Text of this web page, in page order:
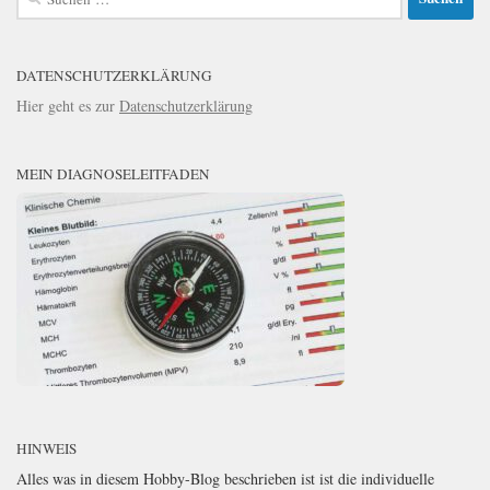
nach:
DATENSCHUTZERKLÄRUNG
Hier geht es zur Datenschutzerklärung
MEIN DIAGNOSELEITFADEN
HINWEIS
Alles was in diesem Hobby-Blog beschrieben ist ist die individuelle